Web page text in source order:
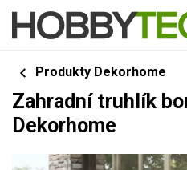
Produkty Dekorhome
Zahradní truhlík
Dekorhome